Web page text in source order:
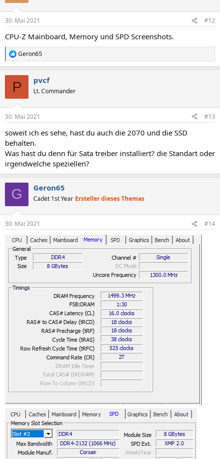
30. Mai 2021 #12
CPU-Z Mainboard, Memory und SPD Screenshots.
R
e
e
:
Geron65
P pvcf
Lt. Commander
30. Mai 2021 #13
soweit ich es sehe, hast du auch die 2070 und die SSD
behalten.
Was hast du denn für Sata treiber installiert? die Standart oder
irgendwelche speziellen?
G Geron65
Cadet 1st Year Ersteller dieses Themas
30. Mai 2021 #14